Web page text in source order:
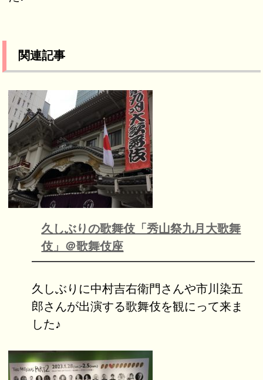
関連記事
久しぶりの歌舞伎「秀山祭九月大歌舞
伎」＠歌舞伎座
久しぶりに中村吉右衛門さんや市川染五
郎さんが出演する歌舞伎を観にって来ま
した♪